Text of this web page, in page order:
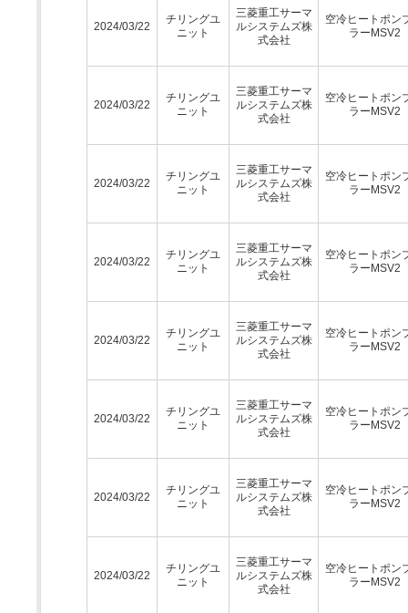
2024/03/22
チリングユ
ニット
三菱重工サーマ
ルシステムズ株
式会社
空冷ヒートポン
ラーMSV2
2024/03/22
チリングユ
ニット
三菱重工サーマ
ルシステムズ株
式会社
空冷ヒートポン
ラーMSV2
2024/03/22
チリングユ
ニット
三菱重工サーマ
ルシステムズ株
式会社
空冷ヒートポン
ラーMSV2
2024/03/22
チリングユ
ニット
三菱重工サーマ
ルシステムズ株
式会社
空冷ヒートポン
ラーMSV2
2024/03/22
チリングユ
ニット
三菱重工サーマ
ルシステムズ株
式会社
空冷ヒートポン
ラーMSV2
2024/03/22
チリングユ
ニット
三菱重工サーマ
ルシステムズ株
式会社
空冷ヒートポン
ラーMSV2
2024/03/22
チリングユ
ニット
三菱重工サーマ
ルシステムズ株
式会社
空冷ヒートポン
ラーMSV2
2024/03/22
チリングユ
ニット
三菱重工サーマ
ルシステムズ株
式会社
空冷ヒートポン
ラーMSV2